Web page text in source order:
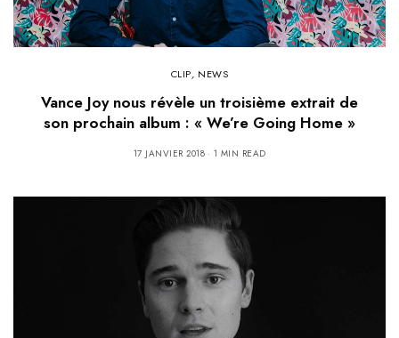
CLIP, NEWS
Vance Joy nous révèle un troisième extrait de
son prochain album : « We’re Going Home »
17 JANVIER 2018 1 MIN READ